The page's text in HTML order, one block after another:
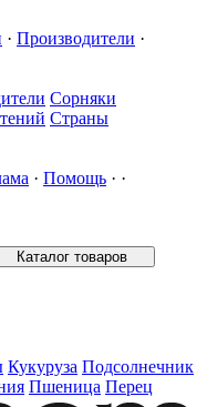
· Производители ·
Сорняки
Страны
· Помощь · ·
Каталог товаров
Кукуруза Подсолнечник
Пшеница Перец